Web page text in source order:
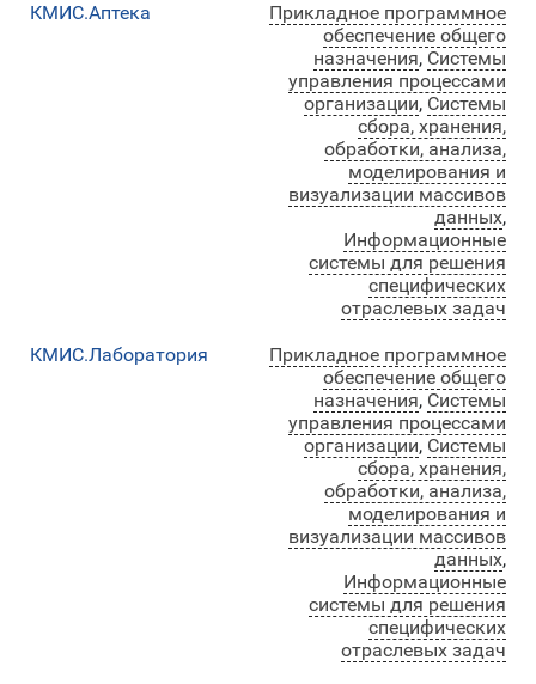
КМИС.Аптека
Прикладное программное
обеспечение общего
назначения, Системы
управления процессами
организации, Системы
сбора, хранения,
обработки, анализа,
моделирования и
визуализации массивов
данных,
Информационные
системы для решения
специфических
отраслевых задач
КМИС.Лаборатория
Прикладное программное
обеспечение общего
назначения, Системы
управления процессами
организации, Системы
сбора, хранения,
обработки, анализа,
моделирования и
визуализации массивов
данных,
Информационные
системы для решения
специфических
отраслевых задач